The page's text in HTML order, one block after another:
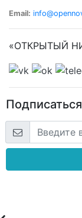
Email:
«ОТКРЫТЫЙ